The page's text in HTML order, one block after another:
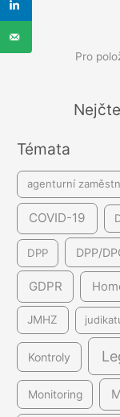
d
í
Pro
Témata
agenturní
COVID-19
DPP DPP/
GDPR
JMHZ
Kontroly
Monitoring